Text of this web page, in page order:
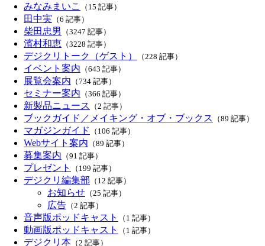
みなみまいこ （15 記事）
田中実 （6 記事）
柴田忠男 （3247 記事）
濱村和恵 （3228 記事）
デジクリトーク（ゲスト） （228 記事）
イベント案内 （643 記事）
展覧会案内 （734 記事）
セミナー案内 （366 記事）
新製品ニュース （2 記事）
ブックガイド／メイキング・オブ・ブックス （89 記事）
マガジンガイド （106 記事）
Webサイト案内 （89 記事）
募集案内 （91 記事）
プレゼント （199 記事）
デジクリ編集部 （12 記事）
お知らせ （25 記事）
広告 （2 記事）
音声版ポッドキャスト （1 記事）
動画版ポッドキャスト （1 記事）
デジクリ本 （2 記事）